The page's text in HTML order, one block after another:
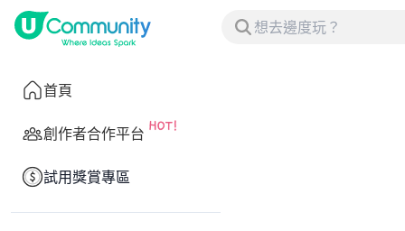
首頁
創作者合作平台
試用獎賞專區